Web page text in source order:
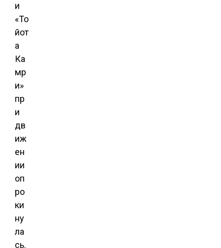
и
«То
йот
а
Ка
мр
и»
пр
и
дв
иж
ен
ии
оп
ро
ки
ну
ла
сь.